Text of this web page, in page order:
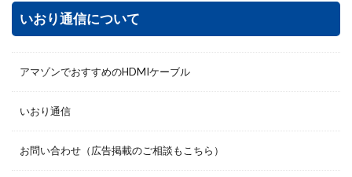
いおり通信について
アマゾンでおすすめのHDMIケーブル
いおり通信
お問い合わせ（広告掲載のご相談もこちら）